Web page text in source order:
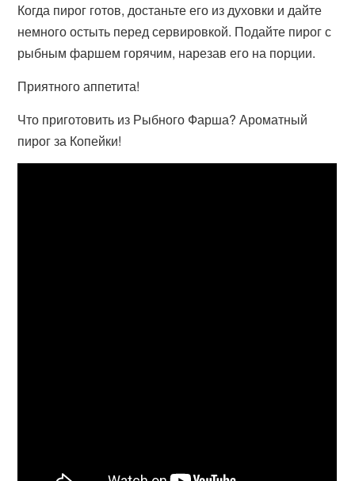
Когда пирог готов, достаньте его из духовки и дайте
немного остыть перед сервировкой. Подайте пирог с
рыбным фаршем горячим, нарезав его на порции.
Приятного аппетита!
Что приготовить из Рыбного Фарша? Ароматный
пирог за Копейки!